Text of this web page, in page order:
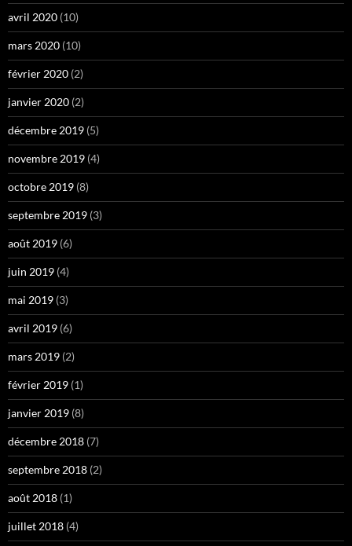
avril 2020 (10)
mars 2020 (10)
février 2020 (2)
janvier 2020 (2)
décembre 2019 (5)
novembre 2019 (4)
octobre 2019 (8)
septembre 2019 (3)
août 2019 (6)
juin 2019 (4)
mai 2019 (3)
avril 2019 (6)
mars 2019 (2)
février 2019 (1)
janvier 2019 (8)
décembre 2018 (7)
septembre 2018 (2)
août 2018 (1)
juillet 2018 (4)